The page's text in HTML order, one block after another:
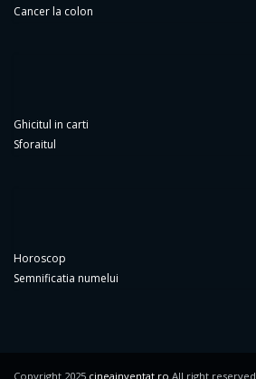
Cancer la colon
Ghicitul in carti
Sforaitul
Horoscop
Semnificatia numelui
Copyright 2025 cineainventat.ro All right reserved